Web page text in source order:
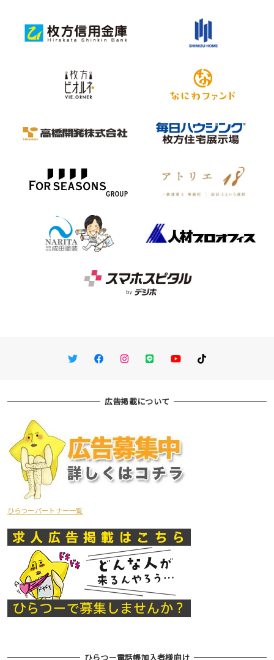
TwitterFacebookInstagram
LINE You TubeTikTok
広告掲載について
ひらつーパートナー一覧
ひらつー電話帳加入者様向け